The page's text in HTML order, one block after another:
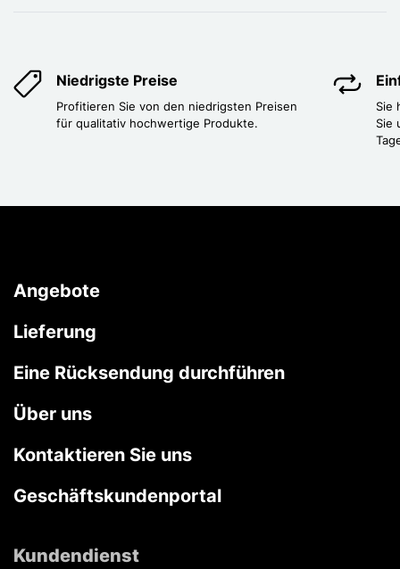
Niedrigste Preise
Profitieren Sie von den niedrigsten Preisen
für qualitativ hochwertige Produkte.
Sie
Sie
Angebote
Lieferung
Eine Rücksendung durchführen
Über uns
Kontaktieren Sie uns
Geschäftskundenportal
Kundendienst